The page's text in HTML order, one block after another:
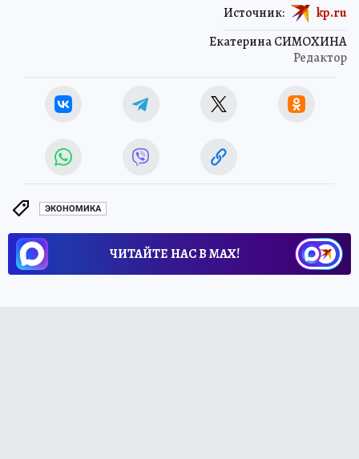
Екатерина СИМОХИНА
Редактор
Источник: kp.ru
ЭКОНОМИКА
ЧИТАЙТЕ НАС В МАХ!